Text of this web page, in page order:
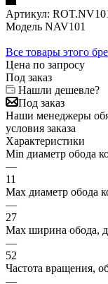
Артикул:
Модель NAV101
Все товары этого
Цена по запросу
Под заказ
Нашли дешевле?
Под заказ
Наши менеджеры
условия заказа
Характеристики
Min диаметр обода
—
11
Max диаметр обода
—
27
Max ширина обода,
—
52
Частота вращения,
—